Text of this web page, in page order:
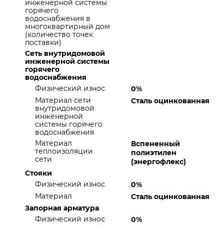
инженерной системы
горячего
водоснабжения в
многоквартирный дом
(количество точек
поставки)
Сеть внутридомовой
инженерной системы
горячего
водоснабжения
Физический износ
0%
Материал сети
внутридомовой
инженерной
системы горячего
водоснабжения
Сталь оцинкованная
Материал
теплоизоляции
сети
Вспененный
полиэтилен
(энергофлекс)
Стояки
Физический износ
0%
Материал
Сталь оцинкованная
Запорная арматура
Физический износ
0%